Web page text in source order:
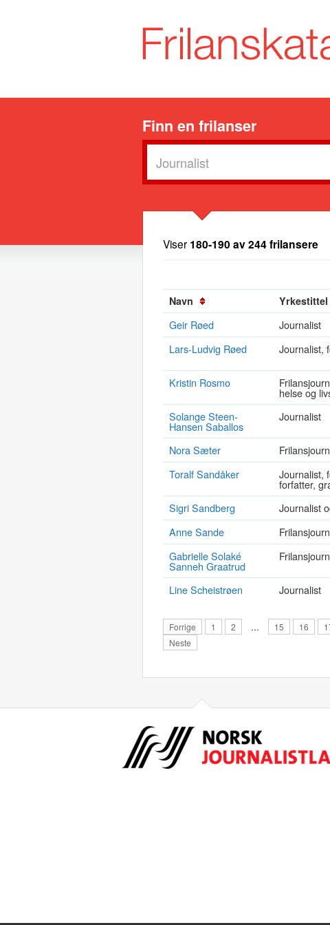
Finn en frilanser
Viser 180-190 av 244 frilansere
Navn Yrkestittel
Geir Røed Journalist
Lars-Ludvig Røed
Journalist,
Kristin Rosmo
helse og
Solange Steen-
Hansen Saballos
Journalist
Nora Sæter
Toralf Sandåker
Journalist,
forfatter,
Sigri Sandberg Journalist
Anne Sande
Gabrielle Solaké
Sanneh Graatrud
Line Scheistrøen Journalist
Forrige 1 2 … 15 16
Neste